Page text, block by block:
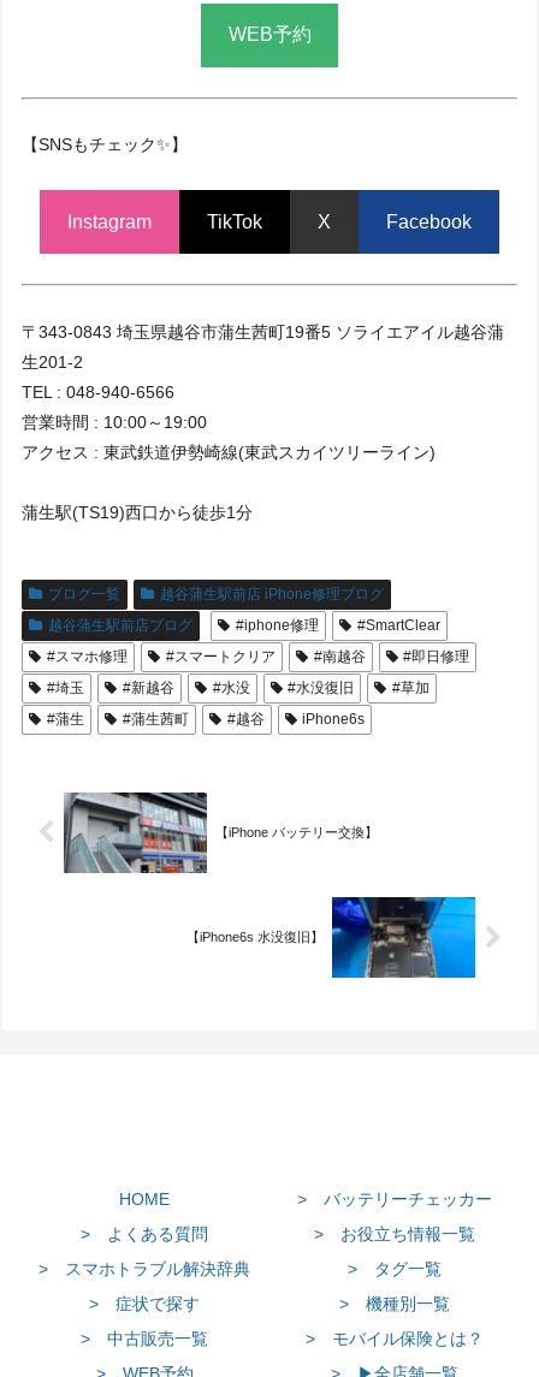
WEB予約
【SNSもチェック✨】
Instagram TikTok X Facebook
〒343-0843 埼玉県越谷市蒲生茜町19番5 ソライエアイル越谷蒲
生201-2
TEL : 048-940-6566
営業時間 : 10:00～19:00
アクセス : 東武鉄道伊勢崎線(東武スカイツリーライン)
蒲生駅(TS19)西口から徒歩1分
ブログ一覧
越谷蒲生駅前店 iPhone修理ブログ
越谷蒲生駅前店ブログ
#iphone修理
#SmartClear
#スマホ修理
#スマートクリア #南越谷
#即日修理
#埼玉
#新越谷 #水没 #水没復旧
#草加
#蒲生
#蒲生茜町 #越谷 iPhone6s
【iPhone バッテリー交換】
【iPhone6s 水没復旧】
HOME
> バッテリーチェッカー
> よくある質問
> お役立ち情報一覧
> スマホトラブル解決辞典
> タグ一覧
> 症状で探す
> 機種別一覧
> 中古販売一覧
> モバイル保険とは？
> WEB予約
> ▶全店舗一覧